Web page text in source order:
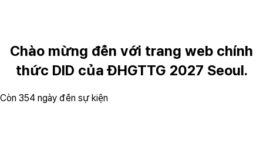
Chào mừng đến với trang web chính
thức DID của ĐHGTTG 2027 Seoul.
Còn 355 ngày đến sự kiện